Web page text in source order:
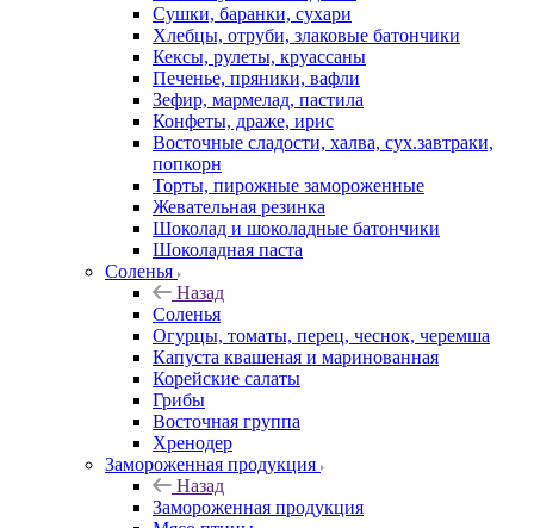
Сушки, баранки, сухари
Хлебцы, отруби, злаковые батончики
Кексы, рулеты, круассаны
Печенье, пряники, вафли
Зефир, мармелад, пастила
Конфеты, драже, ирис
Восточные сладости, халва, сух.завтраки,
попкорн
Торты, пирожные замороженные
Жевательная резинка
Шоколад и шоколадные батончики
Шоколадная паста
Соленья
Назад
Соленья
Огурцы, томаты, перец, чеснок, черемша
Капуста квашеная и маринованная
Корейские салаты
Грибы
Восточная группа
Хренодер
Замороженная продукция
Назад
Замороженная продукция